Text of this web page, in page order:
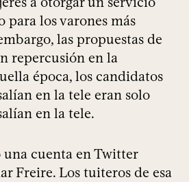
para los varones más
las propuestas de
repercusión en la
época, los candidatos
en la tele eran solo
en la tele.
una cuenta en Twitter
Freire. Los tuiteros de esa